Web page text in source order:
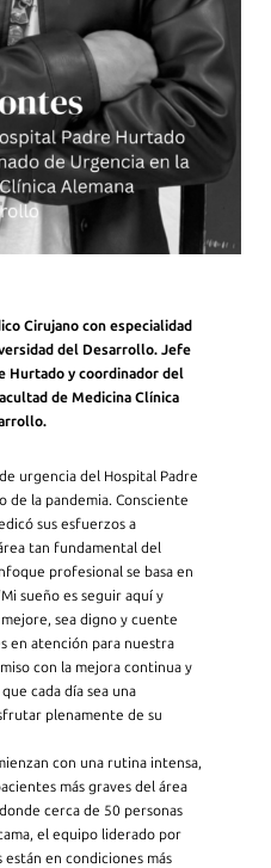
Cirujano con especialidad
del Desarrollo. Jefe
Hurtado y coordinador del
de Medicina Clínica
urgencia del Hospital Padre
de la pandemia. Consciente
sus esfuerzos a
tan fundamental del
profesional se basa en
sueño es seguir aquí y
sea digno y cuente
en atención para nuestra
con la mejora continua y
cada día sea una
plenamente de su
con una rutina intensa,
más graves del área
cerca de 50 personas
el equipo liderado por
en condiciones más